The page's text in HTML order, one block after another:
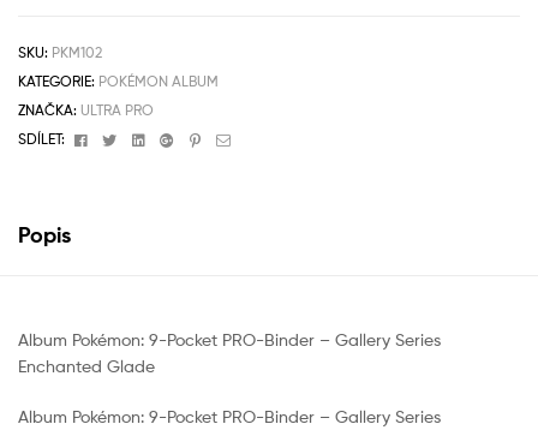
SKU: PKM102
KATEGORIE: POKÉMON ALBUM
ZNAČKA: ULTRA PRO
SDÍLET:
FacebookTwitterLinkedinGoogle+Pinterest
Email
Popis
Album Pokémon: 9-Pocket PRO-Binder – Gallery Series
Enchanted Glade
Album Pokémon: 9-Pocket PRO-Binder – Gallery Series